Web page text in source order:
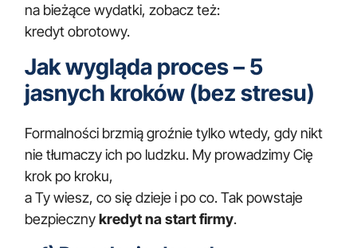
na bieżące wydatki, zobacz też:
kredyt obrotowy.
Jak wygląda proces – 5
jasnych kroków (bez stresu)
Formalności brzmią groźnie tylko wtedy, gdy nikt
nie tłumaczy ich po ludzku. My prowadzimy Cię
krok po kroku,
a Ty wiesz, co się dzieje i po co. Tak powstaje
bezpiecznykredyt na start firmy.